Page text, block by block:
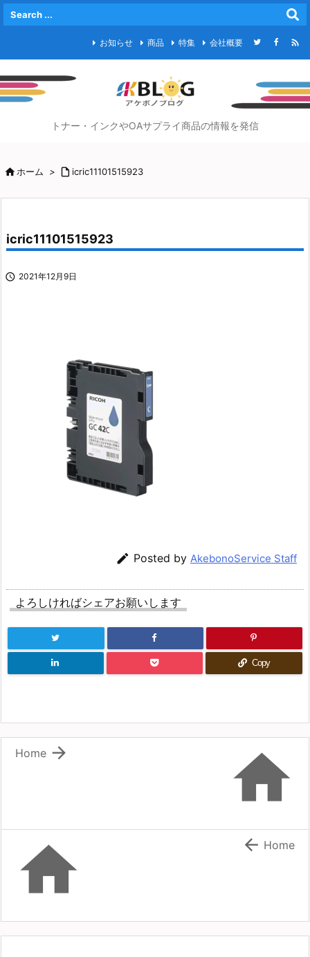
お知らせ 商品 特集 会社概要 
トナー・インクやOAサプライ商品の情報を発信
ホーム >  icric11101515923
icric11101515923
 2021年12月9日
 Posted by AkebonoService Staff
よろしければシェアお願いします
Copy


Home
  Home